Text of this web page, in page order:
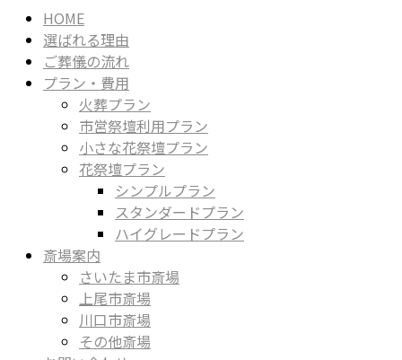
HOME
選ばれる理由
ご葬儀の流れ
プラン・費用
火葬プラン
市営祭壇利用プラン
小さな花祭壇プラン
花祭壇プラン
シンプルプラン
スタンダードプラン
ハイグレードプラン
斎場案内
さいたま市斎場
上尾市斎場
川口市斎場
その他斎場